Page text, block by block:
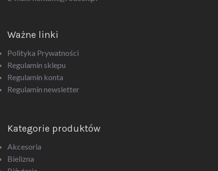
Polityka Prywatności
Regulamin sklepu
Regulamin konta
Regulamin newsletter
Akcesoria
Bielizna
Biżuteria